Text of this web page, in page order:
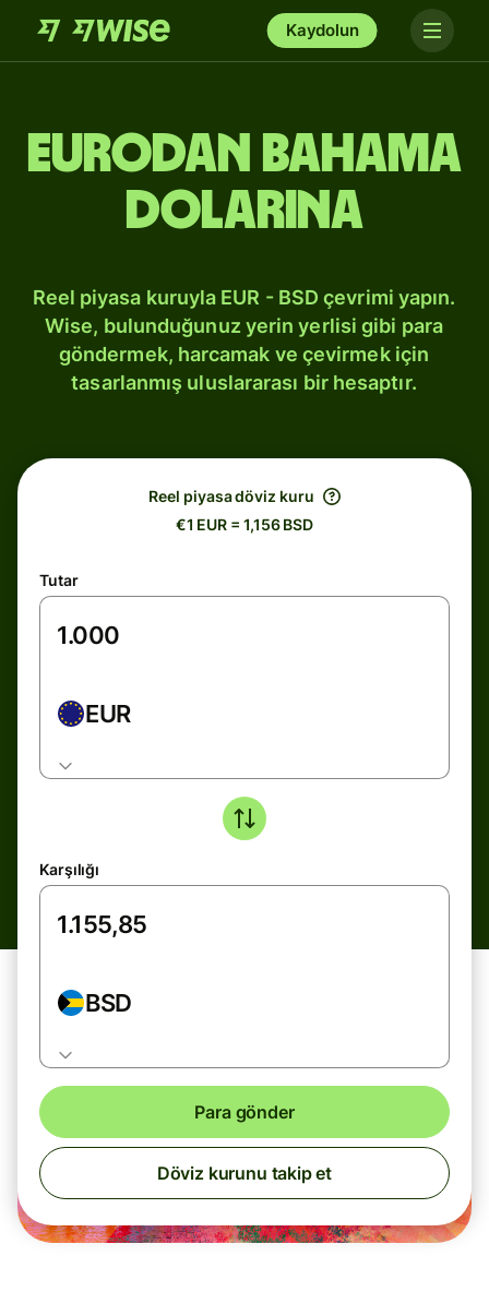
Kaydolun
Eurodan Bahama
dolarına
Reel piyasa kuruyla EUR - BSD çevrimi yapın.
Wise, bulunduğunuz yerin yerlisi gibi para
göndermek, harcamak ve çevirmek için
tasarlanmış uluslararası bir hesaptır.
Reel piyasa döviz kuru
€1 EUR = 1,156 BSD
Tutar
EUR
Karşılığı
BSD
Para gönder
Döviz kurunu takip et